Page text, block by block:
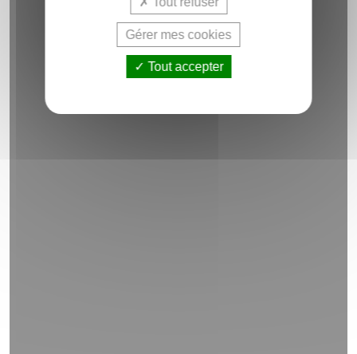
Gérer mes cookies
Tout accepter